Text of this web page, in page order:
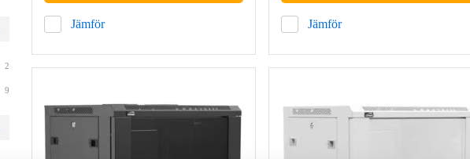
2
9
Jämför Jämför